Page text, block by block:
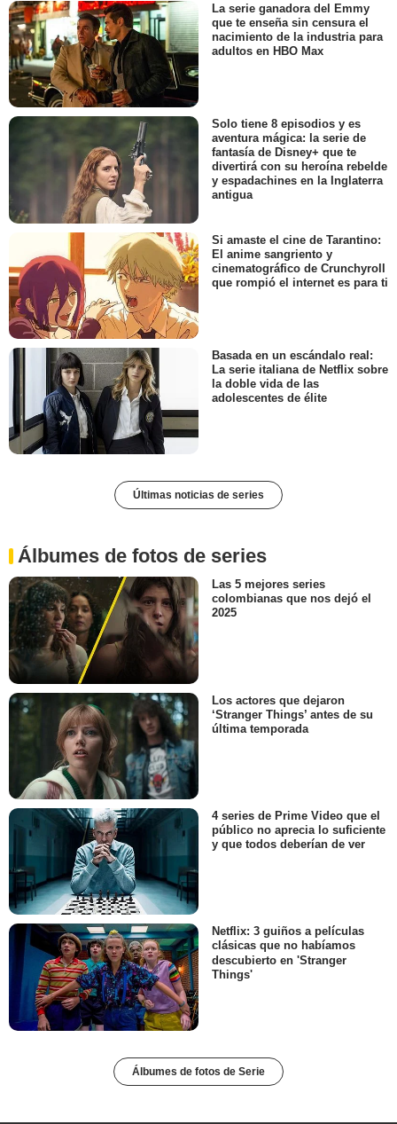
La serie ganadora del Emmy
que te enseña sin censura el
nacimiento de la industria para
adultos en HBO Max
Solo tiene 8 episodios y es
aventura mágica: la serie de
fantasía de Disney+ que te
divertirá con su heroína rebelde
y espadachines en la Inglaterra
antigua
Si amaste el cine de Tarantino:
El anime sangriento y
cinematográfico de Crunchyroll
que rompió el internet es para ti
Basada en un escándalo real:
La serie italiana de Netflix sobre
la doble vida de las
adolescentes de élite
Últimas noticias de series
Álbumes de fotos de series
Las 5 mejores series
colombianas que nos dejó el
2025
Los actores que dejaron
‘Stranger Things’ antes de su
última temporada
4 series de Prime Video que el
público no aprecia lo suficiente
y que todos deberían de ver
Netflix: 3 guiños a películas
clásicas que no habíamos
descubierto en 'Stranger
Things'
Álbumes de fotos de Serie